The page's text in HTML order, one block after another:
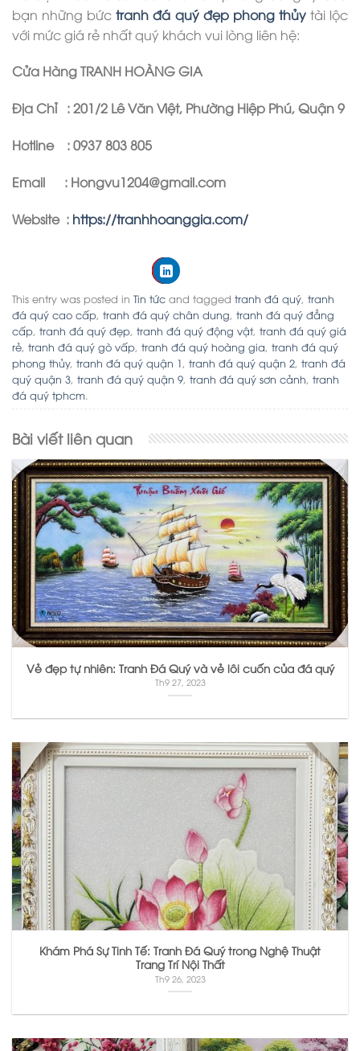
bạn những bức tranh đá quý đẹp phong thủytài lộc
với mức giá rẻ nhất quý khách vui lòng liên hệ:
Cửa Hàng TRANH HOÀNG GIA
Địa Chỉ : 201/2 Lê Văn Việt, Phường Hiệp Phú, Quận 9
Hotline : 0937 803 805
Email : Hongvu1204@gmail.com
Website : https://tranhhoanggia.com/
This entry was posted in Tin tức and tagged tranh đá quý, tranh
đá quý cao cấp, tranh đá quý chân dung, tranh đá quý đẳng
cấp, tranh đá quý đẹp, tranh đá quý động vật, tranh đá quý giá
rẻ, tranh đá quý gò vấp, tranh đá quý hoàng gia, tranh đá quý
phong thủy, tranh đá quý quận 1, tranh đá quý quận 2, tranh đá
quý quận 3, tranh đá quý quận 9, tranh đá quý sơn cảnh, tranh
đá quý tphcm.
Bài viết liên quan
Vẻ đẹp tự nhiên: Tranh Đá Quý và vẻ lôi cuốn của đá quý
Th9 27, 2023
Khám Phá Sự Tinh Tế: Tranh Đá Quý trong Nghệ Thuật
Trang Trí Nội Thất
Th9 26, 2023